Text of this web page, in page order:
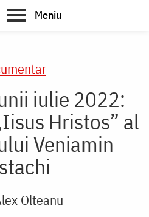
Meniu
iulie 2022:
Hristos” al
Veniamin
Olteanu